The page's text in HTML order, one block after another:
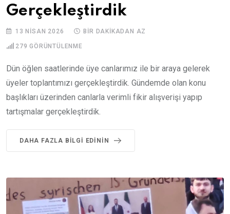
Gerçekleştirdik
13 NISAN 2026 BIR DAKIKADAN AZ
279 GÖRÜNTÜLENME
Dün öğlen saatlerinde üye canlarımız ile bir araya gelerek
üyeler toplantımızı gerçekleştirdik. Gündemde olan konu
başlıkları üzerinden canlarla verimli fikir alışverişi yapıp
tartışmalar gerçekleştirdik.
DAHA FAZLA BILGI EDININ